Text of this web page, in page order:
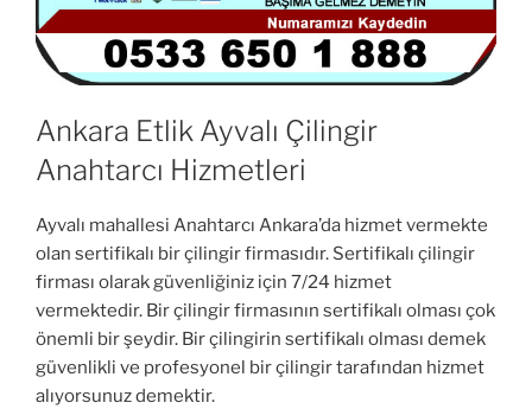
Ankara Etlik Ayvalı Çilingir
Anahtarcı Hizmetleri
Ayvalı mahallesi Anahtarcı Ankara’da hizmet vermekte
olan sertifikalı bir çilingir firmasıdır. Sertifikalı çilingir
firması olarak güvenliğiniz için 7/24 hizmet
vermektedir. Bir çilingir firmasının sertifikalı olması çok
önemli bir şeydir. Bir çilingirin sertifikalı olması demek
güvenlikli ve profesyonel bir çilingir tarafından hizmet
alıyorsunuz demektir.